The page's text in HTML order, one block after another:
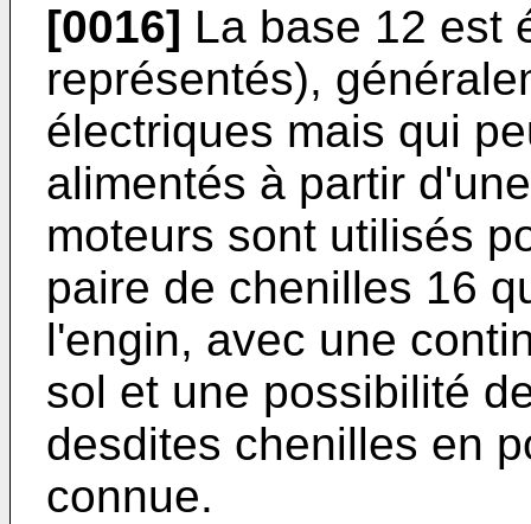
[0016] La base 12 est
représentés),
électriques mais qui
alimentés à partir
moteurs sont utilisés
paire de chenilles 16
l'engin, avec une
sol et une possibilité
desdites chenilles en
connue.